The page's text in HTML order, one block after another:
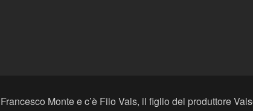
Monte e c’è Filo Vals, il figlio del produttore